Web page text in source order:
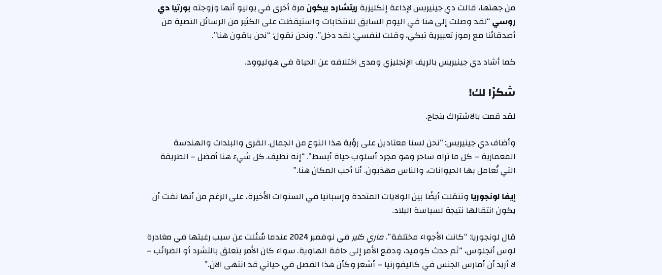
من جهتها، قالت دي جينيريس لإذاعة إنكليزية ريتشارد بيكون مرة أخرى في يوليو أنها وزوجته بورتيا دي
روسي “لقد وصلت إلى هنا في اليوم السابق للانتخابات واستيقظت على الكثير من الرسائل النصية من
أصدقائنا مع رموز تعبيرية تبكي، وقلت لنفسي: لقد دخل”. ونحن نقول: “نحن باقون هنا”.
كما أشاد دي جينيريس بالريف الإنجليزي ومدى اختلافه عن الحياة في هوليوود.
شكرًا لك!
لقد قمت بالاشتراك بنجاح.
وأضاف دي جينيريس: “نحن لسنا معتادين على رؤية هذا النوع من الجمال. القرى والبلدات والهندسة
المعمارية – كل ما تراه ساحر وهو مجرد أسلوب حياة أبسط”. “إنه نظيف. كل شيء هنا أفضل – الطريقة
التي تُعامل بها الحيوانات، والناس مهذبون. أنا أحب المكان هنا.”
إيفا لونجوريا وتنقلت أيضًا بين الولايات المتحدة وإسبانيا في السنوات الأخيرة، على الرغم من أنها نفت أن
يكون انتقالها نتيجة لسياسة البلاد.
قال لونجوريا: “كانت الأجواء مختلفة”.ماري كلير
في نوفمبر 2024 عندما سُئلت عن سبب رغبتها في مغادرة
لوس أنجلوس، “ثم حدث كوفيد، ودفع الأمر إلى حافة الهاوية. سواء كان الأمر يتعلق بالتشرد أو الضرائب –
لا أريد أن أمارس الجنس في كاليفورنيا – أشعر وكأن هذا الفصل في حياتي قد انتهى الآن.”